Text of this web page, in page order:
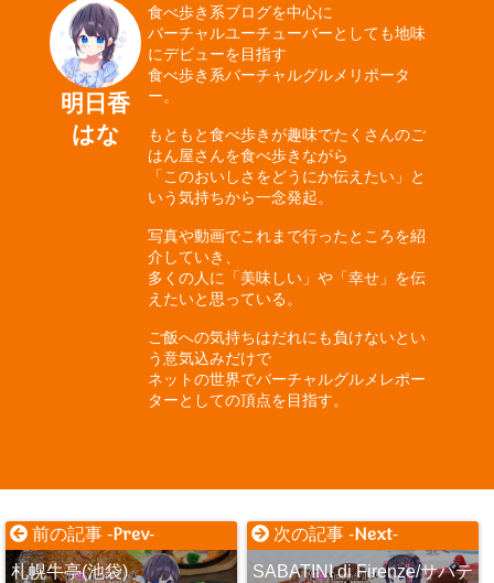
明日香
はな
食べ歩き系ブログを中心に
バーチャルユーチューバーとしても地味
にデビューを目指す
食べ歩き系バーチャルグルメリポータ
ー。
もともと食べ歩きが趣味でたくさんのご
はん屋さんを食べ歩きながら
「このおいしさをどうにか伝えたい」と
いう気持ちから一念発起。
写真や動画でこれまで行ったところを紹
介していき、
多くの人に「美味しい」や「幸せ」を伝
えたいと思っている。
ご飯への気持ちはだれにも負けないとい
う意気込みだけで
ネットの世界でバーチャルグルメレポー
ターとしての頂点を目指す。
前の記事 -Prev-
札幌牛亭(池袋)
次の記事 -Next-
SABATINI di Firenze/サバテ